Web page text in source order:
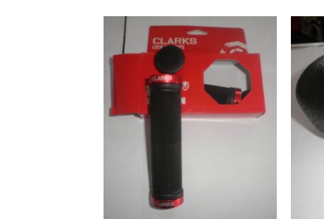
Προσθήκη
στη Λίστα
Επιθυμιών